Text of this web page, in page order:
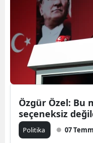
Özgür Özel: Bu
seçeneksiz
Politika 07